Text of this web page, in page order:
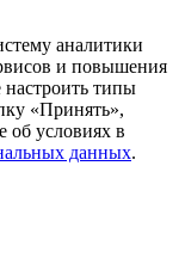
аналитики
и повышения
настроить типы
«Принять»,
об условиях в
данных.